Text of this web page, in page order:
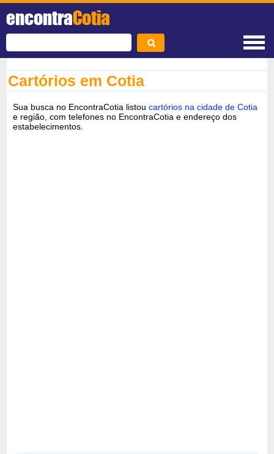
encontraCotia
Cartórios em Cotia
Sua busca no EncontraCotia listoucartórios na cidade de Cotia
e região, com telefones no EncontraCotia e endereço dos
estabelecimentos.